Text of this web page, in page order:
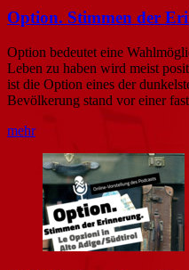
Option. Stimmen der
Option bedeutet eine
Leben zu haben wird meist
ist die Option eines der
Bevölkerung stand vor einer
mehr